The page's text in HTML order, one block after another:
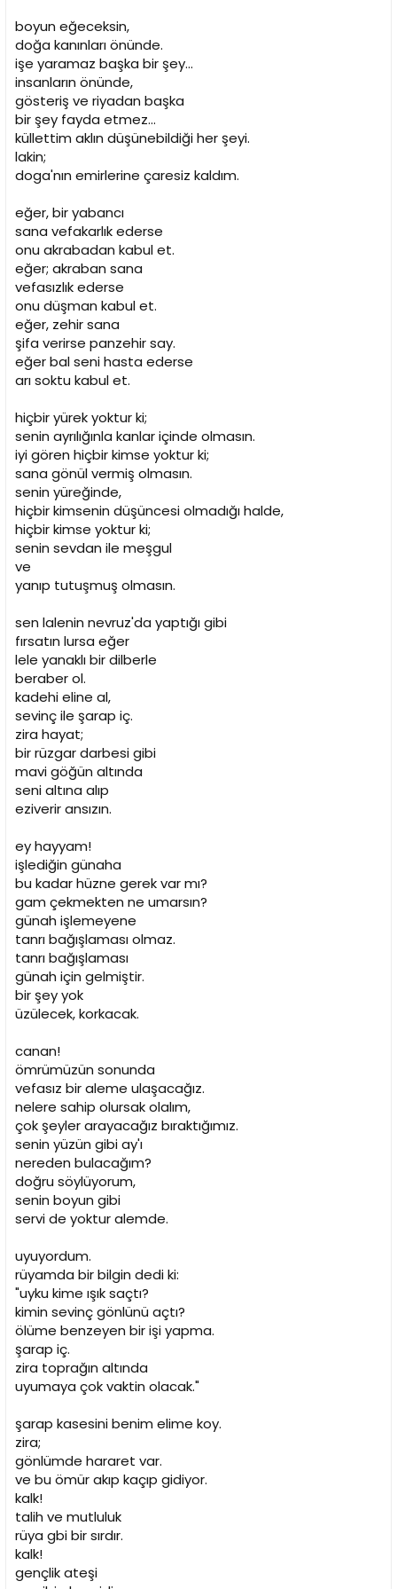
boyun eğeceksin,
doğa kanınları önünde.
işe yaramaz başka bir şey...
insanların önünde,
gösteriş ve riyadan başka
bir şey fayda etmez...
küllettim aklın düşünebildiği her şeyi.
lakin;
doga'nın emirlerine çaresiz kaldım.
eğer, bir yabancı
sana vefakarlık ederse
onu akrabadan kabul et.
eğer; akraban sana
vefasızlık ederse
onu düşman kabul et.
eğer, zehir sana
şifa verirse panzehir say.
eğer bal seni hasta ederse
arı soktu kabul et.
hiçbir yürek yoktur ki;
senin ayrılığınla kanlar içinde olmasın.
iyi gören hiçbir kimse yoktur ki;
sana gönül vermiş olmasın.
senin yüreğinde,
hiçbir kimsenin düşüncesi olmadığı halde,
hiçbir kimse yoktur ki;
senin sevdan ile meşgul
ve
yanıp tutuşmuş olmasın.
sen lalenin nevruz'da yaptığı gibi
fırsatın lursa eğer
lele yanaklı bir dilberle
beraber ol.
kadehi eline al,
sevinç ile şarap iç.
zira hayat;
bir rüzgar darbesi gibi
mavi göğün altında
seni altına alıp
eziverir ansızın.
ey hayyam!
işlediğin günaha
bu kadar hüzne gerek var mı?
gam çekmekten ne umarsın?
günah işlemeyene
tanrı bağışlaması olmaz.
tanrı bağışlaması
günah için gelmiştir.
bir şey yok
üzülecek, korkacak.
canan!
ömrümüzün sonunda
vefasız bir aleme ulaşacağız.
nelere sahip olursak olalım,
çok şeyler arayacağız bıraktığımız.
senin yüzün gibi ay'ı
nereden bulacağım?
doğru söylüyorum,
senin boyun gibi
servi de yoktur alemde.
uyuyordum.
rüyamda bir bilgin dedi ki:
"uyku kime ışık saçtı?
kimin sevinç gönlünü açtı?
ölüme benzeyen bir işi yapma.
şarap iç.
zira toprağın altında
uyumaya çok vaktin olacak."
şarap kasesini benim elime koy.
zira;
gönlümde hararet var.
ve bu ömür akıp kaçıp gidiyor.
kalk!
talih ve mutluluk
rüya gbi bir sırdır.
kalk!
gençlik ateşi